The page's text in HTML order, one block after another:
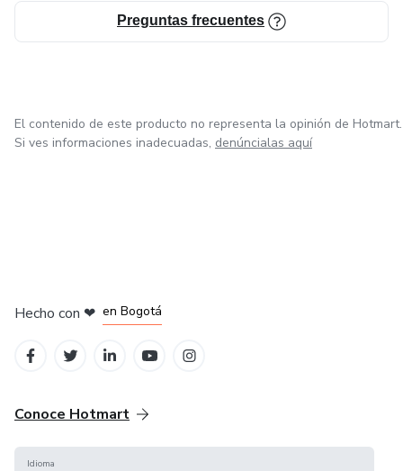
Preguntas frecuentes
El contenido de este producto no representa la opinión de Hotmart.
Si ves informaciones inadecuadas, denúncialas aquí
Hecho con ❤ en Bogotá
Conoce Hotmart
Idioma